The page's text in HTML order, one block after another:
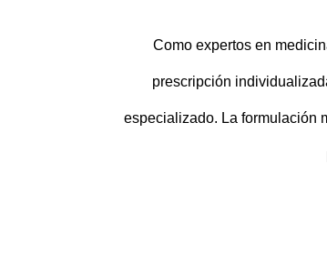
Como expertos en
prescripción
especializado. La formulación